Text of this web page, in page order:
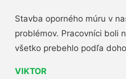
Stavba oporného múru v
problémov. Pracovníci boli
všetko prebehlo podľa
VIKTOR